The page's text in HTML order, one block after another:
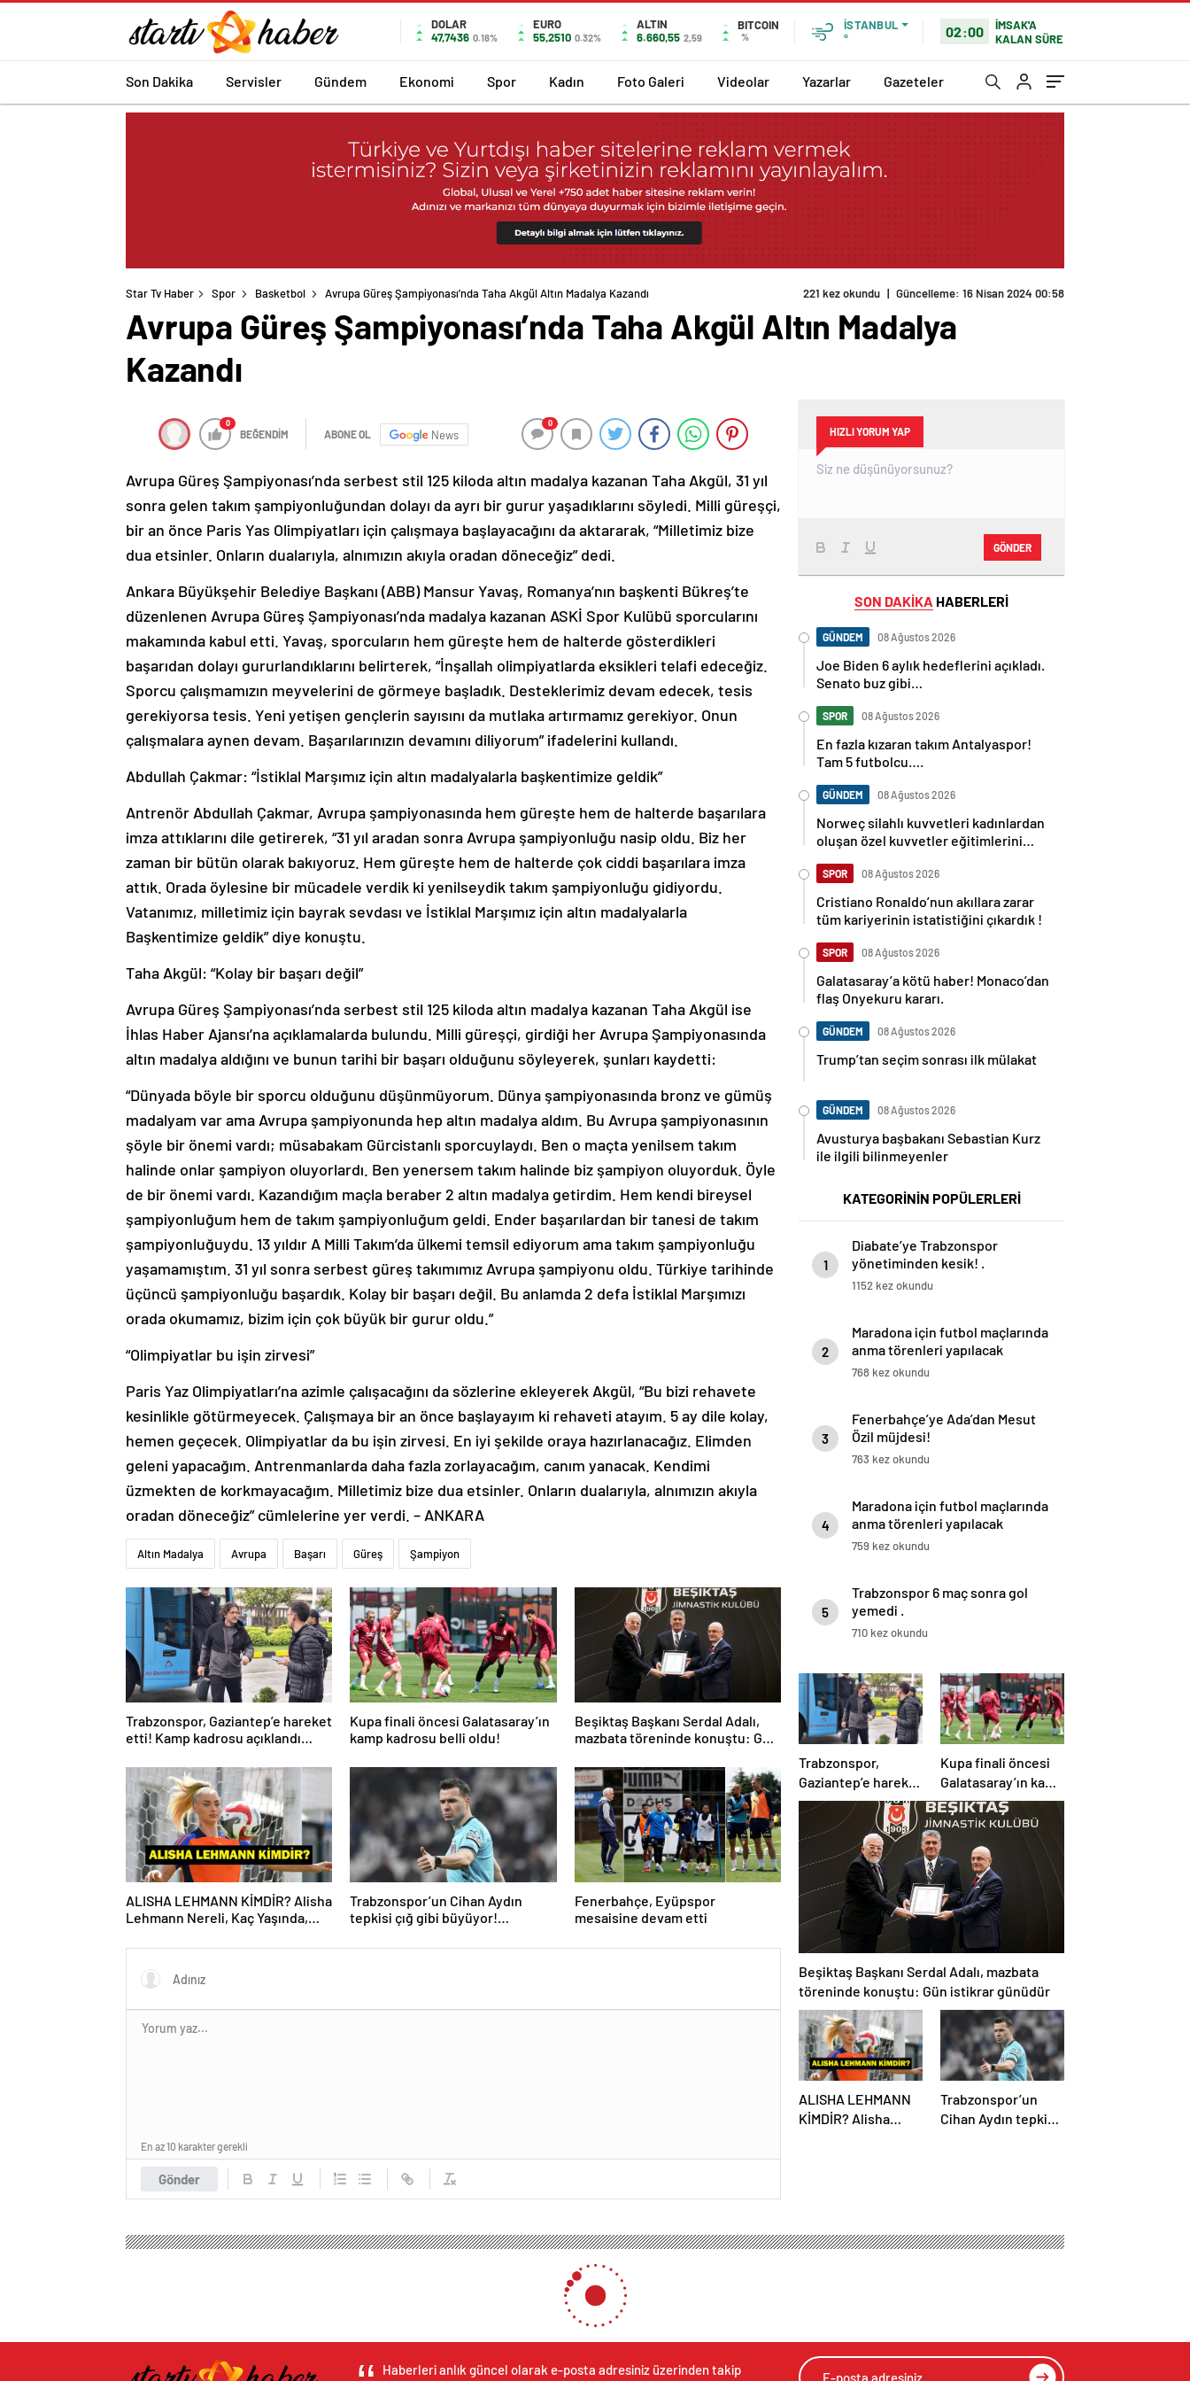
DOLAR
47,7436 0.18%
EURO
55,2510 0.32%
ALTIN
6.660,55 2,59
BITCOIN
%
İSTANBUL
°
02:00
İMSAK'A
KALAN SÜRE
Son Dakika Servisler Gündem Ekonomi Spor Kadın Foto Galeri Videolar Yazarlar Gazeteler
Star Tv Haber Spor Basketbol Avrupa Güreş Şampiyonası’nda Taha Akgül Altın Madalya Kazandı 221 kez okundu | Güncelleme: 16 Nisan 2024 00:58
Avrupa Güreş Şampiyonası’nda Taha Akgül Altın Madalya
Kazandı
0
BEĞENDİM ABONE OL News
0
Avrupa Güreş Şampiyonası’nda serbest stil 125 kiloda altın madalya kazanan Taha Akgül, 31 yıl
sonra gelen takım şampiyonluğundan dolayı da ayrı bir gurur yaşadıklarını söyledi. Milli güreşçi,
bir an önce Paris Yas Olimpiyatları için çalışmaya başlayacağını da aktararak, “Milletimiz bize
dua etsinler. Onların dualarıyla, alnımızın akıyla oradan döneceğiz” dedi.
Ankara Büyükşehir Belediye Başkanı (ABB) Mansur Yavaş, Romanya’nın başkenti Bükreş’te
düzenlenen Avrupa Güreş Şampiyonası’nda madalya kazanan ASKİ Spor Kulübü sporcularını
makamında kabul etti. Yavaş, sporcuların hem güreşte hem de halterde gösterdikleri
başarıdan dolayı gururlandıklarını belirterek, “İnşallah olimpiyatlarda eksikleri telafi edeceğiz.
Sporcu çalışmamızın meyvelerini de görmeye başladık. Desteklerimiz devam edecek, tesis
gerekiyorsa tesis. Yeni yetişen gençlerin sayısını da mutlaka artırmamız gerekiyor. Onun
çalışmalara aynen devam. Başarılarınızın devamını diliyorum” ifadelerini kullandı.
Abdullah Çakmar: “İstiklal Marşımız için altın madalyalarla başkentimize geldik”
Antrenör Abdullah Çakmar, Avrupa şampiyonasında hem güreşte hem de halterde başarılara
imza attıklarını dile getirerek, “31 yıl aradan sonra Avrupa şampiyonluğu nasip oldu. Biz her
zaman bir bütün olarak bakıyoruz. Hem güreşte hem de halterde çok ciddi başarılara imza
attık. Orada öylesine bir mücadele verdik ki yenilseydik takım şampiyonluğu gidiyordu.
Vatanımız, milletimiz için bayrak sevdası ve İstiklal Marşımız için altın madalyalarla
Başkentimize geldik” diye konuştu.
Taha Akgül: “Kolay bir başarı değil”
Avrupa Güreş Şampiyonası’nda serbest stil 125 kiloda altın madalya kazanan Taha Akgül ise
İhlas Haber Ajansı’na açıklamalarda bulundu. Milli güreşçi, girdiği her Avrupa Şampiyonasında
altın madalya aldığını ve bunun tarihi bir başarı olduğunu söyleyerek, şunları kaydetti:
“Dünyada böyle bir sporcu olduğunu düşünmüyorum. Dünya şampiyonasında bronz ve gümüş
madalyam var ama Avrupa şampiyonunda hep altın madalya aldım. Bu Avrupa şampiyonasının
şöyle bir önemi vardı; müsabakam Gürcistanlı sporcuylaydı. Ben o maçta yenilsem takım
halinde onlar şampiyon oluyorlardı. Ben yenersem takım halinde biz şampiyon oluyorduk. Öyle
de bir önemi vardı. Kazandığım maçla beraber 2 altın madalya getirdim. Hem kendi bireysel
şampiyonluğum hem de takım şampiyonluğum geldi. Ender başarılardan bir tanesi de takım
şampiyonluğuydu. 13 yıldır A Milli Takım’da ülkemi temsil ediyorum ama takım şampiyonluğu
yaşamamıştım. 31 yıl sonra serbest güreş takımımız Avrupa şampiyonu oldu. Türkiye tarihinde
üçüncü şampiyonluğu başardık. Kolay bir başarı değil. Bu anlamda 2 defa İstiklal Marşımızı
orada okumamız, bizim için çok büyük bir gurur oldu.”
“Olimpiyatlar bu işin zirvesi”
Paris Yaz Olimpiyatları’na azimle çalışacağını da sözlerine ekleyerek Akgül, “Bu bizi rehavete
kesinlikle götürmeyecek. Çalışmaya bir an önce başlayayım ki rehaveti atayım. 5 ay dile kolay,
hemen geçecek. Olimpiyatlar da bu işin zirvesi. En iyi şekilde oraya hazırlanacağız. Elimden
geleni yapacağım. Antrenmanlarda daha fazla zorlayacağım, canım yanacak. Kendimi
üzmekten de korkmayacağım. Milletimiz bize dua etsinler. Onların dualarıyla, alnımızın akıyla
oradan döneceğiz” cümlelerine yer verdi. – ANKARA
Altın Madalya Avrupa Başarı Güreş Şampiyon
Trabzonspor, Gaziantep’e hareket
etti! Kamp kadrosu açıklandı…
Kupa finali öncesi Galatasaray’ın
kamp kadrosu belli oldu!
Beşiktaş Başkanı Serdal Adalı,
mazbata töreninde konuştu: Gün
ALISHA LEHMANN KİMDİR? Alisha
Lehmann Nereli, Kaç Yaşında,
Trabzonspor’un Cihan Aydın
tepkisi çığ gibi büyüyor!
Fenerbahçe, Eyüpspor
mesaisine devam etti
Gönder
En az 10 karakter gerekli
HIZLI YORUM YAP
GÖNDER
SON DAKİKA HABERLERİ
GÜNDEM 08 Ağustos 2026
Joe Biden 6 aylık hedeflerini açıkladı.
Senato buz gibi…
SPOR 08 Ağustos 2026
En fazla kızaran takım Antalyaspor!
Tam 5 futbolcu….
GÜNDEM 08 Ağustos 2026
Norweç silahlı kuvvetleri kadınlardan
oluşan özel kuvvetler eğitimlerini
SPOR 08 Ağustos 2026
Cristiano Ronaldo’nun akıllara zarar
tüm kariyerinin istatistiğini çıkardık !
SPOR 08 Ağustos 2026
Galatasaray’a kötü haber! Monaco’dan
flaş Onyekuru kararı.
GÜNDEM 08 Ağustos 2026
Trump’tan seçim sonrası ilk mülakat
GÜNDEM 08 Ağustos 2026
Avusturya başbakanı Sebastian Kurz
ile ilgili bilinmeyenler
KATEGORİNİN POPÜLERLERİ
1
Diabate’ye Trabzonspor
yönetiminden kesik! .
1152 kez okundu
2
Maradona için futbol maçlarında
anma törenleri yapılacak
768 kez okundu
3
Fenerbahçe’ye Ada’dan Mesut
Özil müjdesi!
763 kez okundu
4
Maradona için futbol maçlarında
anma törenleri yapılacak
759 kez okundu
5
Trabzonspor 6 maç sonra gol
yemedi .
710 kez okundu
Trabzonspor,
Gaziantep’e hareket
etti! Kamp kadrosu
açıklandı…
Kupa finali öncesi
Galatasaray’ın kamp
kadrosu belli oldu!
Beşiktaş Başkanı Serdal Adalı, mazbata
töreninde konuştu: Gün istikrar günüdür
ALISHA LEHMANN
KİMDİR? Alisha
Trabzonspor’un
Cihan Aydın tepkisi
Haberleri anlık güncel olarak e-posta adresiniz üzerinden takip